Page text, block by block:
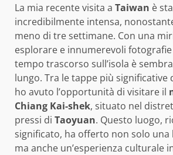
La mia recente visita a Taiwan è
incredibilmente intensa,
meno di tre settimane. Con una
esplorare e innumerevoli
tempo trascorso sull’isola è
lungo. Tra le tappe più significative
ho avuto l’opportunità di visitare il
Chiang Kai-shek, situato nel
pressi di Taoyuan. Questo luogo,
significato, ha offerto non solo una
ma anche un’esperienza culturale